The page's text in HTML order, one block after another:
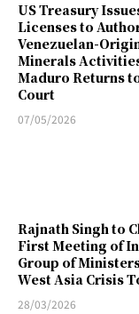
US Treasury
Licenses to
Venezuelan-
Minerals
Maduro Returns
Court
07/05/2026
Rajnath Singh to
First Meeting of
Group of
West Asia Crisis
28/03/2026